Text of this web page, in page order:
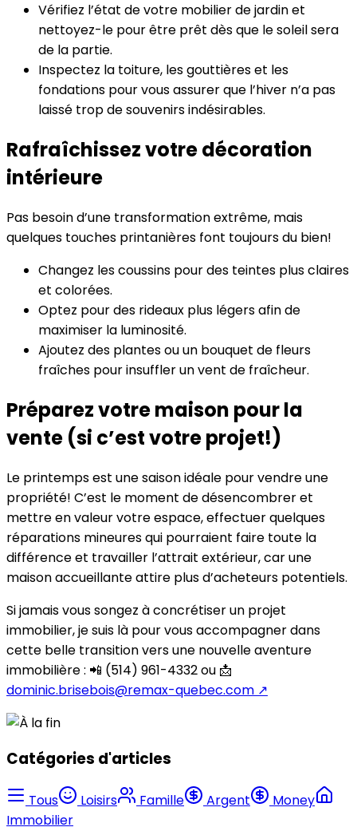
Vérifiez l’état de votre mobilier de jardin et
nettoyez-le pour être prêt dès que le soleil sera
de la partie.
Inspectez la toiture, les gouttières et les
fondations pour vous assurer que l’hiver n’a pas
laissé trop de souvenirs indésirables.
Rafraîchissez votre décoration
intérieure
Pas besoin d’une transformation extrême, mais
quelques touches printanières font toujours du bien!
Changez les coussins pour des teintes plus claires
et colorées.
Optez pour des rideaux plus légers afin de
maximiser la luminosité.
Ajoutez des plantes ou un bouquet de fleurs
fraîches pour insuffler un vent de fraîcheur.
Préparez votre maison pour la
vente (si c’est votre projet!)
Le printemps est une saison idéale pour vendre une
propriété! C’est le moment de désencombrer et
mettre en valeur votre espace, effectuer quelques
réparations mineures qui pourraient faire toute la
différence et travailler l’attrait extérieur, car une
maison accueillante attire plus d’acheteurs potentiels.
Si jamais vous songez à concrétiser un projet
immobilier, je suis là pour vous accompagner dans
cette belle transition vers une nouvelle aventure
immobilière : 📲 (514) 961-4332 ou 📩
dominic.brisebois@remax-quebec.com ↗
Catégories d'articles
Tous Loisirs Famille Argent
Money
Immobilier